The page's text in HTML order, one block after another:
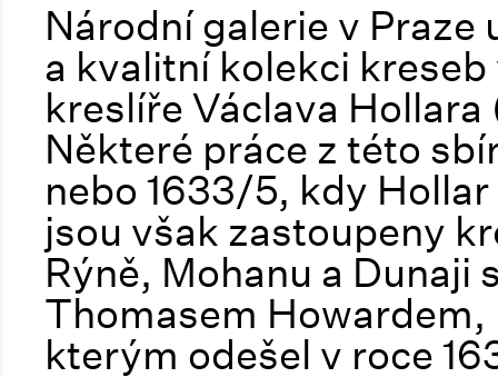
Národní galerie v
a kvalitní kolekci
kreslíře Václava
Některé práce z této
nebo 1633/5, kdy
jsou však zastoupeny
Rýně, Mohanu a Dunaji
Thomasem
kterým odešel v roce